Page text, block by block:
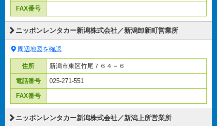
FAX番号
ニッポンレンタカー新潟株式会社／新潟卸新町営業所
周辺地図を確認
住所 新潟市東区竹尾７６４－６
電話番号 025-271-551
FAX番号
ニッポンレンタカー新潟株式会社／新潟上所営業所